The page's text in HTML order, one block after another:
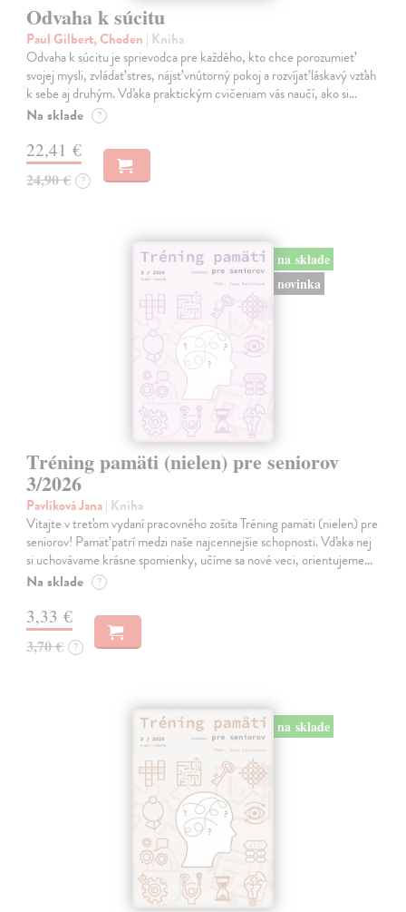
Odvaha k súcitu
Paul Gilbert, Choden | Kniha
Odvaha k súcitu je sprievodca pre každého, kto chce porozumieť
svojej mysli, zvládať stres, nájsť vnútorný pokoj a rozvíjať láskavý vzťah
k sebe aj druhým. Vďaka praktickým cvičeniam vás naučí, ako si…
Na sklade ?
22,41 €
24,90 € ?
na sklade
novinka
Tréning pamäti (nielen) pre seniorov
3/2026
Pavlíková Jana| Kniha
Vitajte v treťom vydaní pracovného zošita Tréning pamäti (nielen) pre
seniorov! Pamäť patrí medzi naše najcennejšie schopnosti. Vďaka nej
si uchovávame krásne spomienky, učíme sa nové veci, orientujeme…
Na sklade ?
3,33 €
3,70 € ?
na sklade